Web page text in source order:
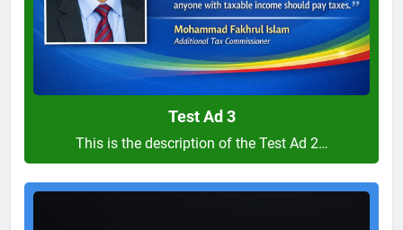
Test Ad 3
This is the description of the Test Ad 2…